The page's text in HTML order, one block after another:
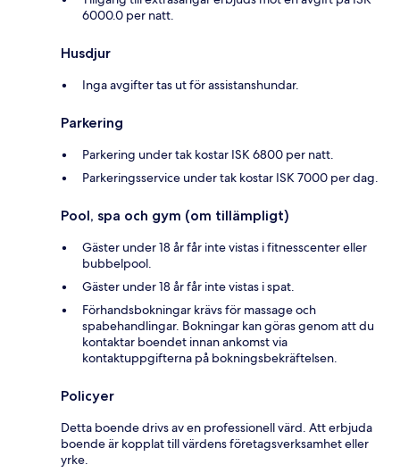
6000.0 per natt.
Husdjur
Inga avgifter tas ut för assistanshundar.
Parkering
Parkering under tak kostar ISK 6800 per natt.
Parkeringsservice under tak kostar ISK 7000 per dag.
Pool, spa och gym (om tillämpligt)
Gäster under 18 år får inte vistas i fitnesscenter eller
bubbelpool.
Gäster under 18 år får inte vistas i spat.
Förhandsbokningar krävs för massage och
spabehandlingar. Bokningar kan göras genom att du
kontaktar boendet innan ankomst via
kontaktuppgifterna på bokningsbekräftelsen.
Policyer
Detta boende drivs av en professionell värd. Att erbjuda
boende är kopplat till värdens företagsverksamhet eller
yrke.